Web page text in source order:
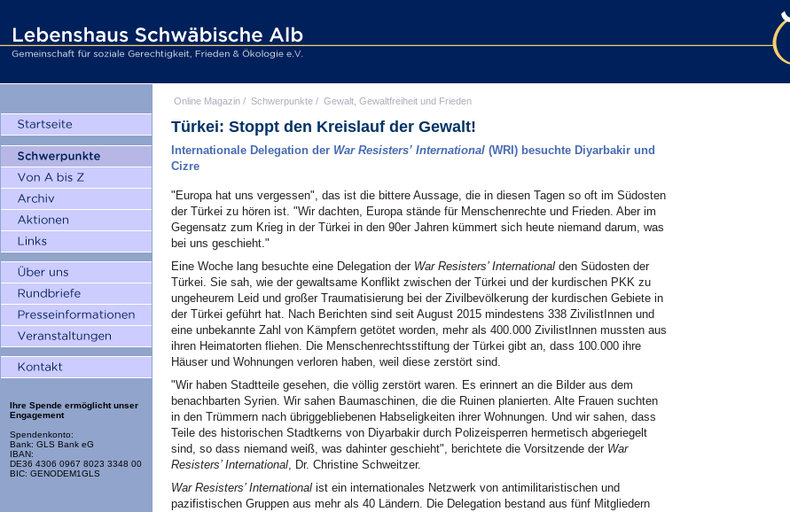
Ihre Spende ermöglicht unser
Engagement
Spendenkonto:
Bank: GLS Bank eG
IBAN:
DE36 4306 0967 8023 3348 00
BIC: GENODEM1GLS
Online Magazin / Schwerpunkte / Gewalt, Gewaltfreiheit und Frieden
Türkei: Stoppt den Kreislauf der Gewalt!
Internationale Delegation der War Resisters’ International (WRI) besuchte Diyarbakir und
Cizre
"Europa hat uns vergessen", das ist die bittere Aussage, die in diesen Tagen so oft im Südosten
der Türkei zu hören ist. "Wir dachten, Europa stände für Menschenrechte und Frieden. Aber im
Gegensatz zum Krieg in der Türkei in den 90er Jahren kümmert sich heute niemand darum, was
bei uns geschieht."
Eine Woche lang besuchte eine Delegation der War Resisters’ International den Südosten der
Türkei. Sie sah, wie der gewaltsame Konflikt zwischen der Türkei und der kurdischen PKK zu
ungeheurem Leid und großer Traumatisierung bei der Zivilbevölkerung der kurdischen Gebiete in
der Türkei geführt hat. Nach Berichten sind seit August 2015 mindestens 338 ZivilistInnen und
eine unbekannte Zahl von Kämpfern getötet worden, mehr als 400.000 ZivilistInnen mussten aus
ihren Heimatorten fliehen. Die Menschenrechtsstiftung der Türkei gibt an, dass 100.000 ihre
Häuser und Wohnungen verloren haben, weil diese zerstört sind.
"Wir haben Stadtteile gesehen, die völlig zerstört waren. Es erinnert an die Bilder aus dem
benachbarten Syrien. Wir sahen Baumaschinen, die die Ruinen planierten. Alte Frauen suchten
in den Trümmern nach übriggebliebenen Habseligkeiten ihrer Wohnungen. Und wir sahen, dass
Teile des historischen Stadtkerns von Diyarbakir durch Polizeisperren hermetisch abgeriegelt
sind, so dass niemand weiß, was dahinter geschieht", berichtete die Vorsitzende der War
Resisters’ International, Dr. Christine Schweitzer.
War Resisters’ International ist ein internationales Netzwerk von antimilitaristischen und
pazifistischen Gruppen aus mehr als 40 Ländern. Die Delegation bestand aus fünf Mitgliedern